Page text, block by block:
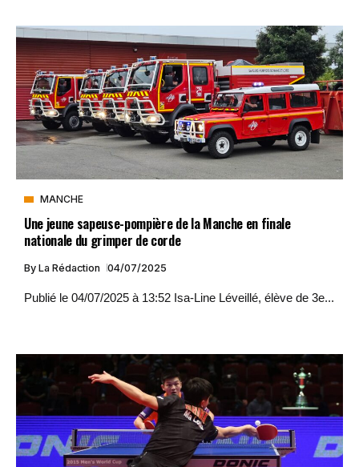
MANCHE
Une jeune sapeuse-pompière de la Manche en finale
nationale du grimper de corde
By La Rédaction 04/07/2025
Publié le 04/07/2025 à 13:52 Isa-Line Léveillé, élève de 3e...